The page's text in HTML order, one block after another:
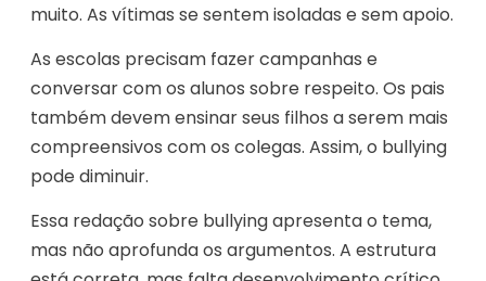
muito. As vítimas se sentem isoladas e sem apoio.
As escolas precisam fazer campanhas e
conversar com os alunos sobre respeito. Os pais
também devem ensinar seus filhos a serem mais
compreensivos com os colegas. Assim, o bullying
pode diminuir.
Essa redação sobre bullying apresenta o tema,
mas não aprofunda os argumentos. A estrutura